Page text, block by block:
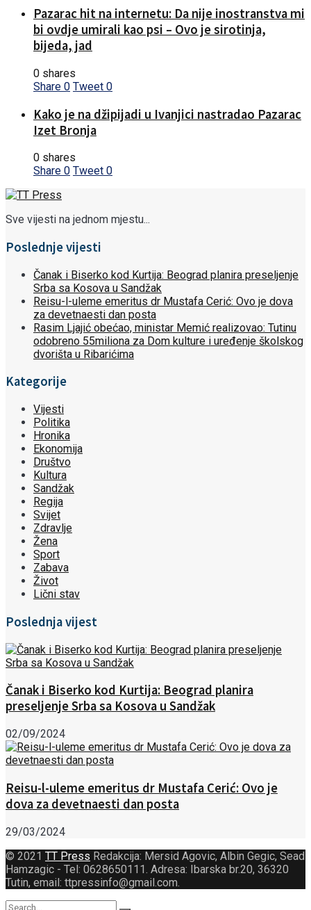
Pazarac hit na internetu: Da nije inostranstva mi
bi ovdje umirali kao psi – Ovo je sirotinja,
bijeda, jad
0 shares
Share 0 Tweet 0
Kako je na džipijadi u Ivanjici nastradao Pazarac
Izet Bronja
0 shares
Share 0 Tweet 0
Sve vijesti na jednom mjestu...
Poslednje vijesti
Čanak i Biserko kod Kurtija: Beograd planira preseljenje
Srba sa Kosova u Sandžak
Reisu-l-uleme emeritus dr Mustafa Cerić: Ovo je dova
za devetnaesti dan posta
Rasim Ljajić obećao, ministar Memić realizovao: Tutinu
odobreno 55miliona za Dom kulture i uređenje školskog
dvorišta u Ribarićima
Kategorije
Vijesti
Politika
Hronika
Ekonomija
Društvo
Kultura
Sandžak
Regija
Svijet
Zdravlje
Žena
Sport
Zabava
Život
Lični stav
Poslednja vijest
Čanak i Biserko kod Kurtija: Beograd planira
preseljenje Srba sa Kosova u Sandžak
02/09/2024
Reisu-l-uleme emeritus dr Mustafa Cerić: Ovo je
dova za devetnaesti dan posta
29/03/2024
© 2021 TT Press Redakcija: Mersid Agovic, Albin Gegic, Sead
Hamzagic - Tel: 0628650111. Adresa: Ibarska br.20, 36320
Tutin, email: ttpressinfo@gmail.com